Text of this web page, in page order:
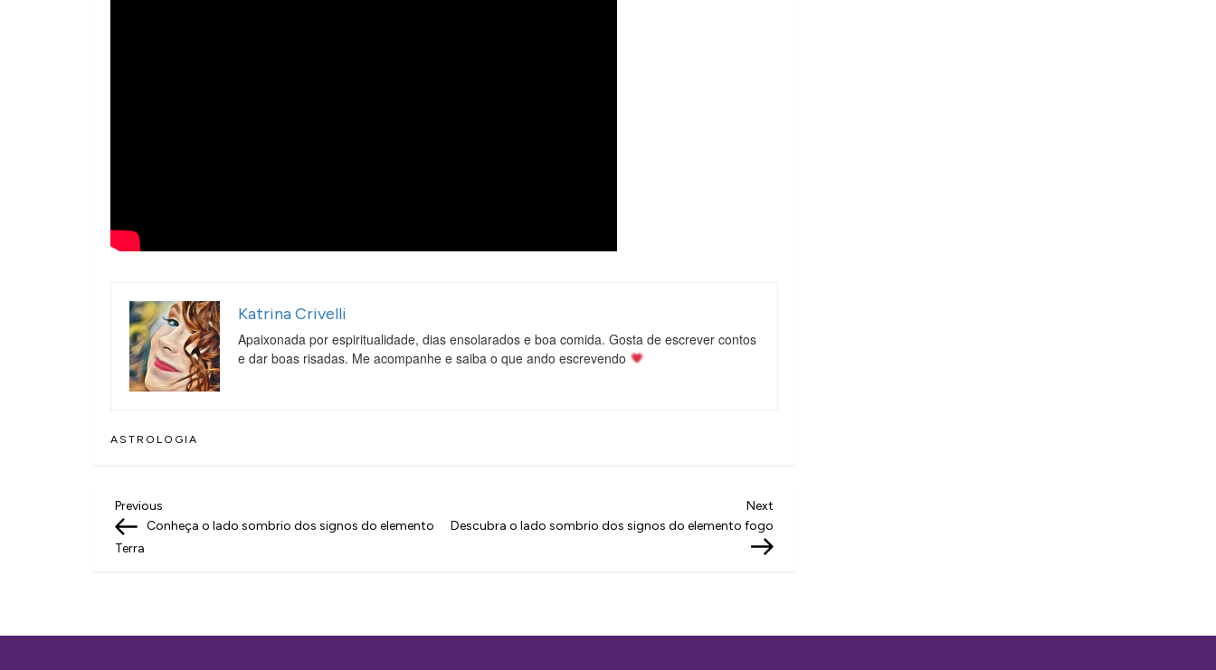
Katrina Crivelli
Apaixonada por espiritualidade, dias ensolarados e boa comida. Gosta de escrever contos
e dar boas risadas. Me acompanhe e saiba o que ando escrevendo
ASTROLOGIA
N
a
g
Previous
Post
Previous
Conheça o lado sombrio dos signos do elemento
Terra
Next
Descubra o lado sombrio dos signos do elemento fogo